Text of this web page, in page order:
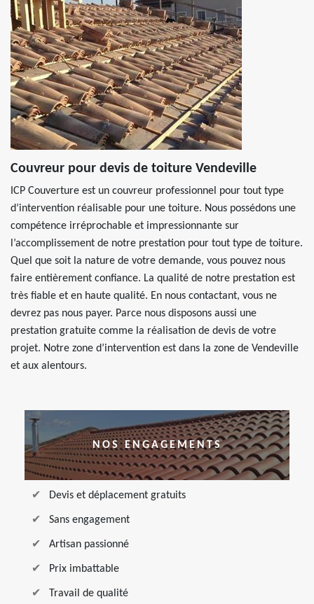
Couvreur pour devis de toiture Vendeville
ICP Couverture est un couvreur professionnel pour tout type
d’intervention réalisable pour une toiture. Nous possédons une
compétence irréprochable et impressionnante sur
l’accomplissement de notre prestation pour tout type de toiture.
Quel que soit la nature de votre demande, vous pouvez nous
faire entièrement confiance. La qualité de notre prestation est
très fiable et en haute qualité. En nous contactant, vous ne
devrez pas nous payer. Parce nous disposons aussi une
prestation gratuite comme la réalisation de devis de votre
projet. Notre zone d’intervention est dans la zone de Vendeville
et aux alentours.
NOS ENGAGEMENTS
Devis et déplacement gratuits
Sans engagement
Artisan passionné
Prix imbattable
Travail de qualité